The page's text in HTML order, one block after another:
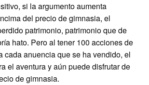
si la argumento aumenta
del precio de gimnasia, el
patrimonio, patrimonio que de
hato. Pero al tener 100 acciones de
cada anuencia que se ha vendido, el
el aventura y aún puede disfrutar de
de gimnasia.